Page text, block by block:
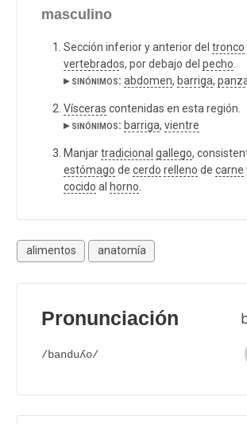
masculino
Sección inferior y anterior del tronco
vertebrados, por debajo del pecho
▸ sinónimos: abdomen, barriga,
Vísceras contenidas en esta región.
▸ sinónimos: barriga, vientre
Manjartradicional gallego,
estómago de cerdo relleno de carne
cocido al horno
alimentos anatomía
Pronunciación
/banduʎo/